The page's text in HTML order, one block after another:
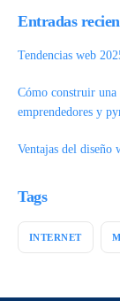
Entradas
Tendencias web
Cómo construir
emprendedores y
Ventajas del diseño
Tags
INTERNET